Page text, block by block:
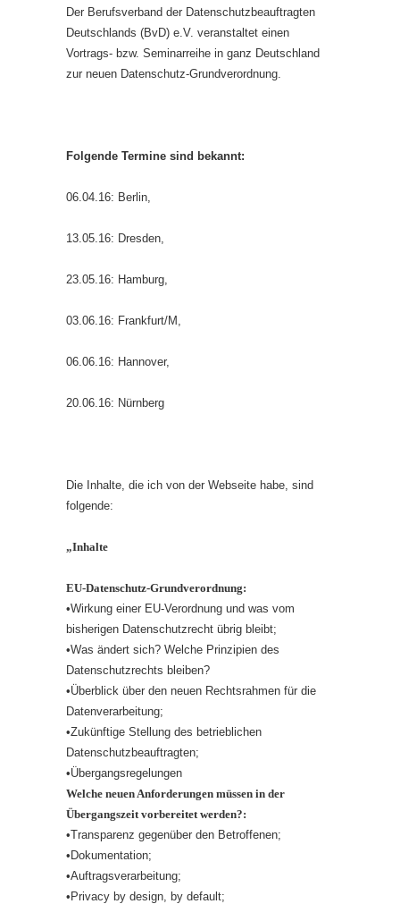
Der Berufsverband der Datenschutzbeauftragten
Deutschlands (BvD) e.V. veranstaltet einen
Vortrags- bzw. Seminarreihe in ganz Deutschland
zur neuen Datenschutz-Grundverordnung.
Folgende Termine sind bekannt:
06.04.16: Berlin,
13.05.16: Dresden,
23.05.16: Hamburg,
03.06.16: Frankfurt/M,
06.06.16: Hannover,
20.06.16: Nürnberg
Die Inhalte, die ich von der Webseite habe, sind
folgende:
„Inhalte
EU-Datenschutz-Grundverordnung:
•Wirkung einer EU-Verordnung und was vom
bisherigen Datenschutzrecht übrig bleibt;
•Was ändert sich? Welche Prinzipien des
Datenschutzrechts bleiben?
•Überblick über den neuen Rechtsrahmen für die
Datenverarbeitung;
•Zukünftige Stellung des betrieblichen
Datenschutzbeauftragten;
•Übergangsregelungen
Welche neuen Anforderungen müssen in der
Übergangszeit vorbereitet werden?:
•Transparenz gegenüber den Betroffenen;
•Dokumentation;
•Auftragsverarbeitung;
•Privacy by design, by default;